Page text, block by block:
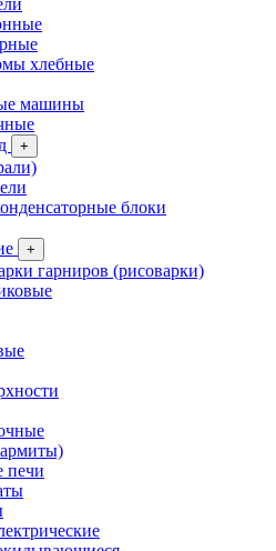
хлебные
машины
+
блоки
+
гарниров (рисоварки)
печи